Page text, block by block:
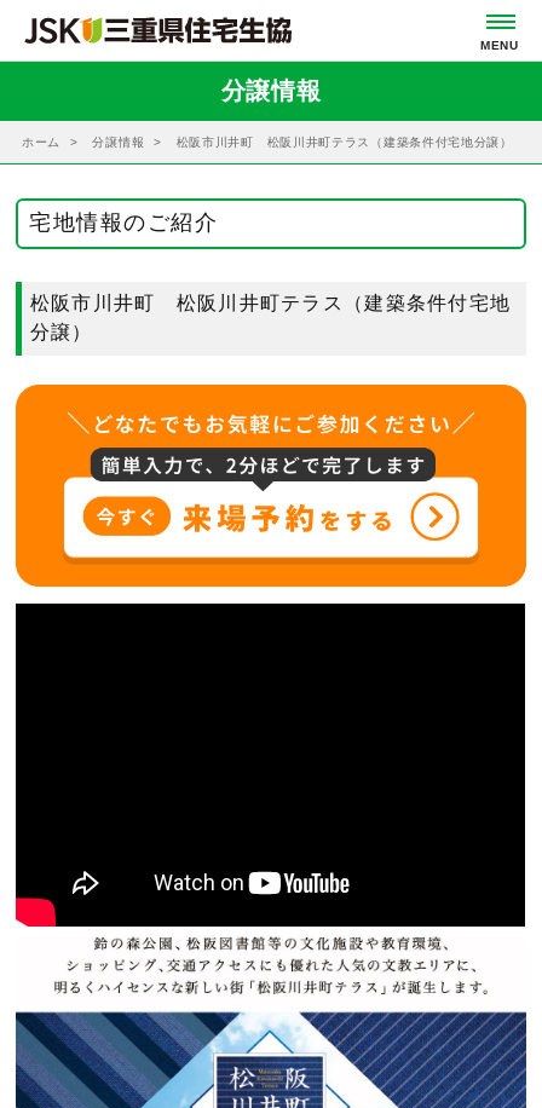
分譲情報
ホーム 分譲情報 松阪市川井町 松阪川井町テラス（建築条件付宅地分譲）
宅地情報のご紹介
松阪市川井町 松阪川井町テラス（建築条件付宅地
分譲）